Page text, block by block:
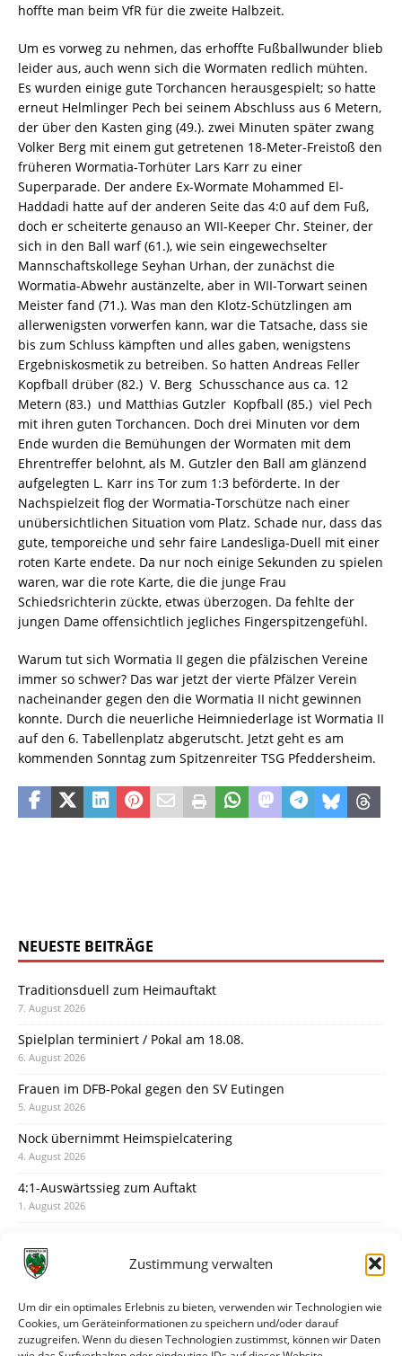
Zustimmung verwalten
Um dir ein optimales Erlebnis zu bieten, verwenden wir Technologien wie
Cookies, um Geräteinformationen zu speichern und/oder darauf
zuzugreifen. Wenn du diesen Technologien zustimmst, können wir Daten
hoffte man beim VfR für die zweite Halbzeit.
Um es vorweg zu nehmen, das erhoffte Fußballwunder blieb
leider aus, auch wenn sich die Wormaten redlich mühten.
Es wurden einige gute Torchancen herausgespielt; so hatte
erneut Helmlinger Pech bei seinem Abschluss aus 6 Metern,
der über den Kasten ging (49.). zwei Minuten später zwang
Volker Berg mit einem gut getretenen 18-Meter-Freistoß den
früheren Wormatia-Torhüter Lars Karr zu einer
Superparade. Der andere Ex-Wormate Mohammed El-
Haddadi hatte auf der anderen Seite das 4:0 auf dem Fuß,
doch er scheiterte genauso an WII-Keeper Chr. Steiner, der
sich in den Ball warf (61.), wie sein eingewechselter
Mannschaftskollege Seyhan Urhan, der zunächst die
Wormatia-Abwehr austänzelte, aber in WII-Torwart seinen
Meister fand (71.). Was man den Klotz-Schützlingen am
allerwenigsten vorwerfen kann, war die Tatsache, dass sie
bis zum Schluss kämpften und alles gaben, wenigstens
Ergebniskosmetik zu betreiben. So hatten Andreas Feller 
Kopfball drüber (82.)  V. Berg  Schusschance aus ca. 12
Metern (83.)  und Matthias Gutzler  Kopfball (85.)  viel Pech
mit ihren guten Torchancen. Doch drei Minuten vor dem
Ende wurden die Bemühungen der Wormaten mit dem
Ehrentreffer belohnt, als M. Gutzler den Ball am glänzend
aufgelegten L. Karr ins Tor zum 1:3 beförderte. In der
Nachspielzeit flog der Wormatia-Torschütze nach einer
unübersichtlichen Situation vom Platz. Schade nur, dass das
gute, temporeiche und sehr faire Landesliga-Duell mit einer
roten Karte endete. Da nur noch einige Sekunden zu spielen
waren, war die rote Karte, die die junge Frau
Schiedsrichterin zückte, etwas überzogen. Da fehlte der
jungen Dame offensichtlich jegliches Fingerspitzengefühl.
Warum tut sich Wormatia II gegen die pfälzischen Vereine
immer so schwer? Das war jetzt der vierte Pfälzer Verein
nacheinander gegen den die Wormatia II nicht gewinnen
konnte. Durch die neuerliche Heimniederlage ist Wormatia II
auf den 6. Tabellenplatz abgerutscht. Jetzt geht es am
kommenden Sonntag zum Spitzenreiter TSG Pfeddersheim.
NEUESTE BEITRÄGE
Traditionsduell zum Heimauftakt
7. August 2026
Spielplan terminiert / Pokal am 18.08.
6. August 2026
Frauen im DFB-Pokal gegen den SV Eutingen
5. August 2026
Nock übernimmt Heimspielcatering
4. August 2026
4:1-Auswärtssieg zum Auftakt
1. August 2026
31. Juli 2026
30. Juli 2026
Deine Spielminute: 89+1